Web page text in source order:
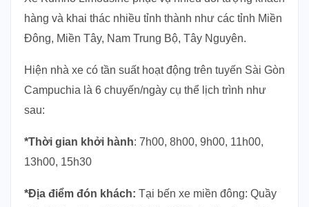
hàng và khai thác nhiều tỉnh thành như các tỉnh Miền
Đông, Miền Tây, Nam Trung Bộ, Tây Nguyên.
Hiện nhà xe có tần suất hoạt động trên tuyến Sài Gòn
Campuchia là 6 chuyến/ngày cụ thể lịch trình như
sau:
*Thời gian khởi hành: 7h00, 8h00, 9h00, 11h00,
13h00, 15h30
*Địa điểm đón khách: Tại bến xe miền đông: Quầy